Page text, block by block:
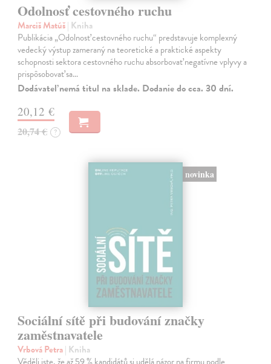
Odolnosť cestovného ruchu
Marciš Matúš| Kniha
Publikácia „Odolnosť cestovného ruchu“ predstavuje komplexný
vedecký výstup zameraný na teoretické a praktické aspekty
schopnosti sektora cestovného ruchu absorbovať negatívne vplyvy a
prispôsobovať sa…
Dodávateľ nemá titul na sklade. Dodanie do cca. 30 dní.
20,12 €
20,74 € ?
novinka
Sociální sítě při budování značky
zaměstnavatele
Vrbová Petra| Kniha
Věděli jste, že až 59 % kandidátů si udělá názor na firmu podle